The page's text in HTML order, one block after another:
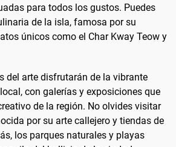
para todos los gustos. Puedes
de la isla, famosa por su
únicos como el Char Kway Teow y
del arte disfrutarán de la vibrante
con galerías y exposiciones que
de la región. No olvides visitar
por su arte callejero y tiendas de
los parques naturales y playas